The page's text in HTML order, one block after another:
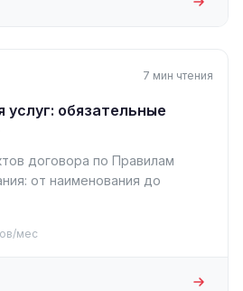
7 мин чтения
услуг: обязательные
договора по Правилам
от наименования до
мес